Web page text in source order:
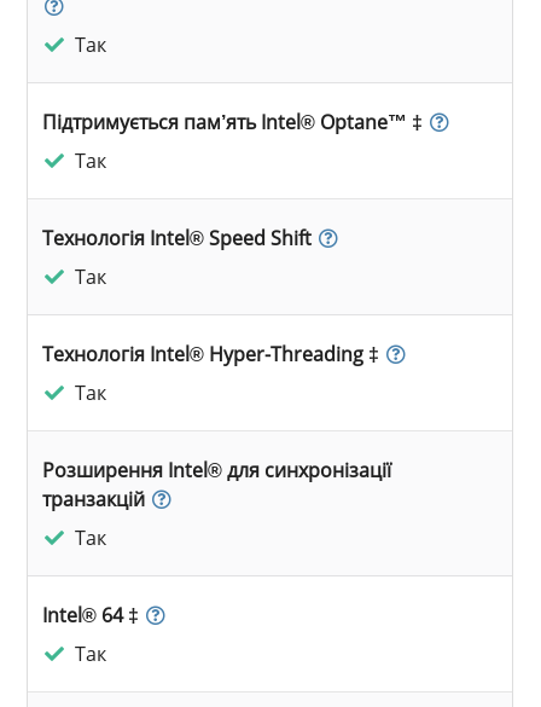
Так
Підтримується пам’ять Intel® Optane™ ‡
Так
Технологія Intel® Speed Shift
Так
Технологія Intel® Hyper-Threading ‡
Так
Розширення Intel® для синхронізації
транзакцій
Так
Intel® 64 ‡
Так